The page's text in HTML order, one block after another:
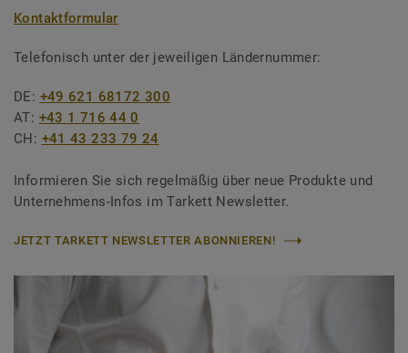
Kontaktformular
Telefonisch unter der jeweiligen Ländernummer:
DE: +49 621 68172 300
AT: +43 1 716 44 0
CH: +41 43 233 79 24
Informieren Sie sich regelmäßig über neue Produkte und
Unternehmens-Infos im Tarkett Newsletter.
JETZT TARKETT NEWSLETTER ABONNIEREN!